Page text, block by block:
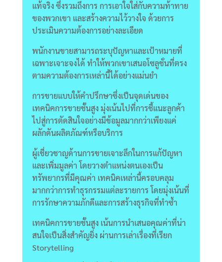
แท้จริง ซึ่งรวมถึงการ การเอาใจใส่กับความท้าทาย
ของพวกเขา และสร้างความไว้วางใจ ด้วยการ
ประเมินความต้องการอย่างละเอียด
พนักงานขายสามารถระบุปัญหาและเป้าหมายที่
เฉพาะเจาะจงได้ ทำให้พวกเขาเสนอโซลูชั่นที่ตรง
ตามความต้องการเหล่านี้ได้อย่างแม่นยำ
การขายแบบให้คำปรึกษาซึ่งเป็นจุดเด่นของ
เทคนิคการขายชั้นสูง มุ่งเน้นไปที่การชี้แนะลูกค้า
ไปสู่การตัดสินใจอย่างมีข้อมูลมากกว่าเพียงแค่
ผลักดันผลิตภัณฑ์หรือบริการ
ผู้เชี่ยวชาญด้านการขายเจาะลึกในการแก้ปัญหา
และเพิ่มมูลค่า โดยวางตำแหน่งตนเองเป็น
ทรัพยากรที่มีคุณค่า เทคนิคเหล่านี้ครอบคลุม
มากกว่าการทำธุรกรรมแต่ละรายการ โดยมุ่งเน้นที่
การรักษาความภักดีและการสร้างธุรกิจที่ทำซ้ำ
เทคนิคการขายชั้นสูง เน้นการนำเสนอคุณค่าที่น่า
สนใจเป็นสิ่งสำคัญยิ่ง ผ่านการเล่าเรื่องที่เรียก
Storytelling